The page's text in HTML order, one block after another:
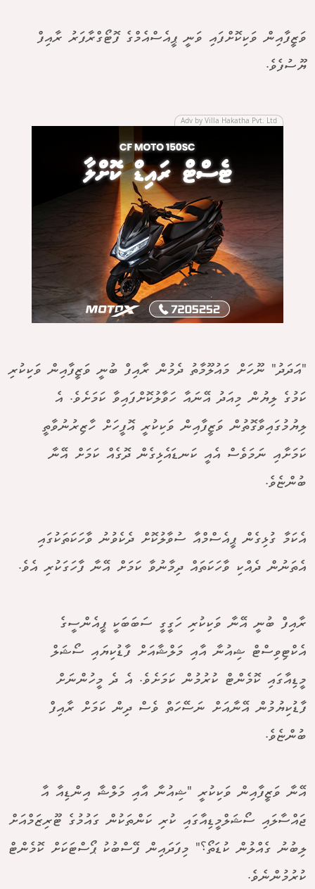
ވަޒީފާއިން ވަކިކޮށްފައި ވަނީ ޕީއެސްއެމްގެ ފޮޓޯގްރާފަރު ރާއިފް
ޔޫސުފެވެ.
Adv by Villa Hakatha Pvt. Ltd
"އަދަދު" ނޫހަށް މައުލޫމާތު ދެމުން ރާއިފް ބުނީ ވަޒީފާއިން ވަކިކުރި
ކަމުގެ ލިޔުން މިއަދު އޭނައާ ހަވާލުކޮށްފައިވާ ކަމަށެވެ. އެ
ލިޔުމުގައިވާގޮތުން ވަޒީފާއިން ވަކިކުރީ އޮފީހަށް ހާޒިރުނުވާތީ
ކަމަށާއި ނަމަވެސް އެއީ ކަނޑައެޅިގެން ދޮގެއް ކަމަށް އޭނާ
ބުންޏެވެ.
އެކަމާ ގުޅިގެން ޕީއެސްމްއާ ސުވާލުކޮށް ދެކެވުނު ވާހަކަތަކުގައި
އެތަނުން ދެއްކި ވާހަކަތައް ދިމާނުވާ ކަމަށް އޭނާ ފާހަގަކުރި އެވެ.
ރާއިފް ބުނީ އޭނާ ވަކިކުރި ހަގީގީ ސަބަބަކީ ޕީއެންސީގެ
އެކްޓިވިސްޓް ޝިއުނާ އާއި މަލްޝާއަށް ފާޑުކިޔައި ސޯޝަލް
މީޑިއާގައި ކޮމެންޓް ކުރުމުން ކަމަށެވެ. އެ ދެ މީހުންނަށް
ފާޑުކިޔުމުން އޭނާއަށް ނަސޭހަތް ވެސް ދިން ކަމަށް ރާއިފް
ބުންޏެވެ.
އޭނާ ވަޒީފާއިން ވަކިކުރީ "ޝިއުނާ އާއި މަލްޝާ އިންޑިއާ އާ
ޖައްސާލައި ސޯޝަލްމީޑިއާގައި ކުރި ކަންތަކުން ގައުމުގެ ޓޫރިޒަމްއަށް
ލިބުނު ގެއްލުން ކުޑަތޯ؟" މިފަދައިން ފޭސްބުކު ޕޯސްޓަކަށް ކޮމެންޓް
ކުރުމުންނެވެ.